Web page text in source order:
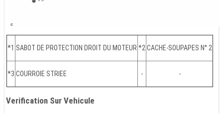
*1 SABOT DE PROTECTION DROIT DU MOTEUR *2 CACHE-SOUPAPES N° 2
*3 COURROIE STRIEE - -
Verification Sur Vehicule